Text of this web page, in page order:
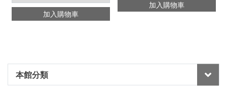
本館分類
加入購物車
加入購物車